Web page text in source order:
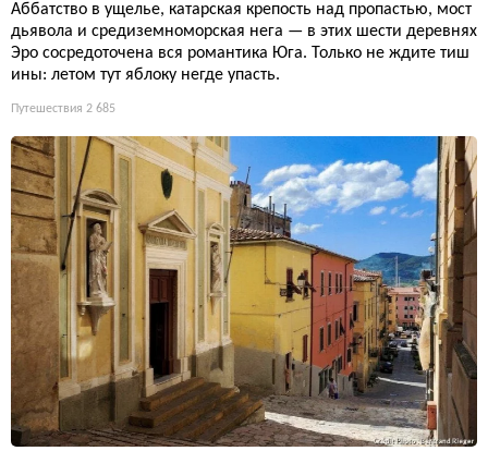
Аббатство в ущелье, катарская крепость над пропастью, мост
дьявола и средиземноморская нега — в этих шести деревнях
Эро сосредоточена вся романтика Юга. Только не ждите тиш
ины: летом тут яблоку негде упасть.
Путешествия 2 685